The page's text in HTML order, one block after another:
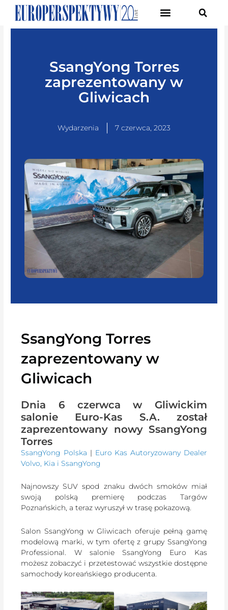
SsangYong Torres
zaprezentowany w
Gliwicach
Wydarzenia 7 czerwca, 2023
SsangYong Torres
zaprezentowany w
Gliwicach
Dnia 6 czerwca w Gliwickim
salonie Euro-Kas S.A. został
zaprezentowany nowy SsangYong
Torres
SsangYong Polska | Euro Kas Autoryzowany Dealer
Volvo, Kia i SsangYong
Najnowszy SUV spod znaku dwóch smoków miał
swoją polską premierę podczas Targów
Poznańskich, a teraz wyruszył w trasę pokazową.
Salon SsangYong w Gliwicach oferuje pełną gamę
modelową marki, w tym ofertę z grupy SsangYong
Professional. W salonie SsangYong Euro Kas
możesz zobaczyć i przetestować wszystkie dostępne
samochody koreańskiego producenta.